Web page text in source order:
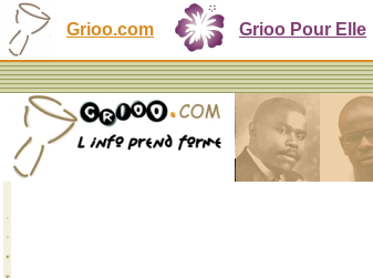
Grioo.com Grioo Pour Elle